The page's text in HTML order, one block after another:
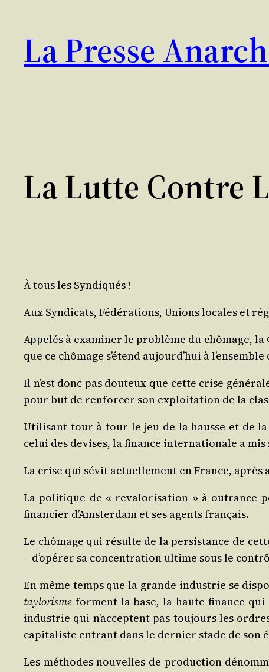
contenu
La Presse
La Lutte Contre
À tous les Syndiqués !
Aux Syn­di­cats, Fédé­ra­tions, Unions locales et
Appe­lés à exa­mi­ner le pro­blème du chô­mage, la
que ce chô­mage s’étend aujourd’­hui à
Il n’est donc pas dou­teux que cette crise
pour but de ren­for­cer son exploi­ta­tion de la
Uti­li­sant tour à tour le jeu de la hausse et de la
celui des devises, la finance inter­na­tio­nale a mis
La crise qui sévit actuel­le­ment en France,
La poli­tique de « reva­lo­ri­sa­tion » à outrance
finan­cier d’Amsterdam et ses agents français.
Le chô­mage qui résulte de la per­sis­tance de
– d’opérer sa concen­tra­tion ultime sous le
En même temps que la grande indus­trie se
tay­lo­risme forment la base, la haute finance
indus­trie qui n’acceptent pas tou­jours les
capi­ta­liste entrant dans le der­nier stade de son
Les méthodes nou­velles de pro­duc­tion